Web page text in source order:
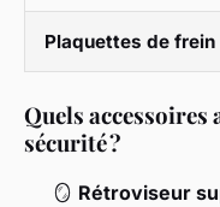
Plaquettes de frein
Quels
sécurité ?
🪞 Rétroviseur